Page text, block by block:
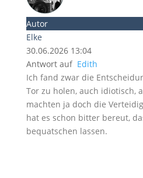
Autor
Elke
30.06.2026 13:04
Antwort auf Edith
Ich fand zwar die
Tor zu holen, auch idiotisch,
machten ja doch die
hat es schon bitter bereut,
bequatschen lassen.